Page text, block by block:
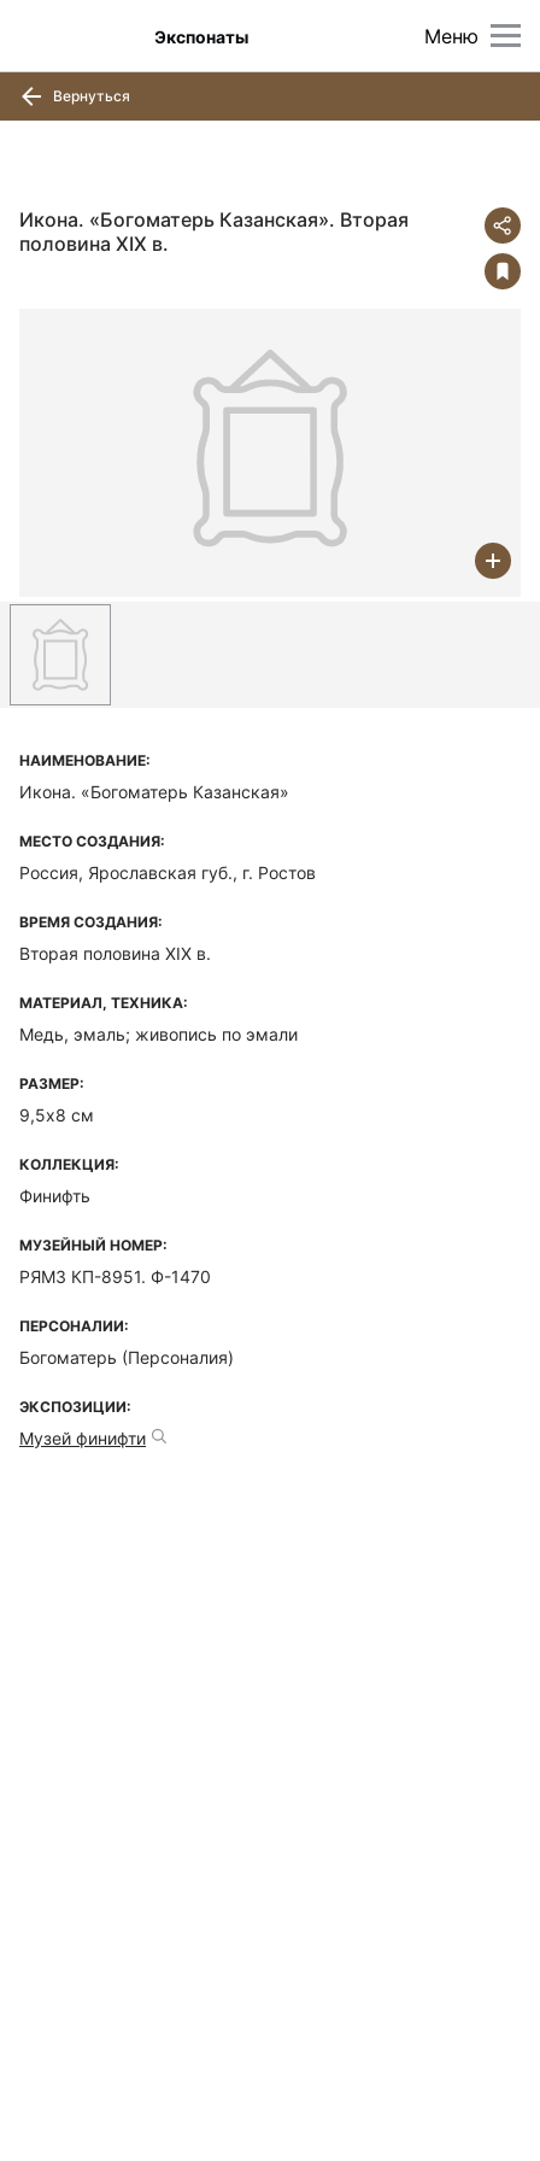
Меню
Экспонаты
Вернуться
Икона. «Богоматерь Казанская». Вторая
половина ХIХ в.
НАИМЕНОВАНИЕ:
Икона. «Богоматерь Казанская»
МЕСТО СОЗДАНИЯ:
Россия, Ярославская губ., г. Ростов
ВРЕМЯ СОЗДАНИЯ:
Вторая половина ХIХ в.
МАТЕРИАЛ, ТЕХНИКА:
Медь, эмаль; живопись по эмали
РАЗМЕР:
9,5х8 см
КОЛЛЕКЦИЯ:
Финифть
МУЗЕЙНЫЙ НОМЕР:
РЯМЗ КП-8951. Ф-1470
ПЕРСОНАЛИИ:
Богоматерь (Персоналия)
ЭКСПОЗИЦИИ:
Музей финифти